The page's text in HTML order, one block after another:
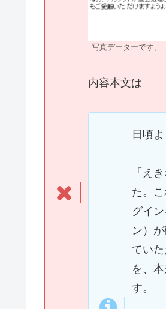
写真データーです。
内容本文は
日頃
「え
た。
グイ
ン）
てい
を、
す。